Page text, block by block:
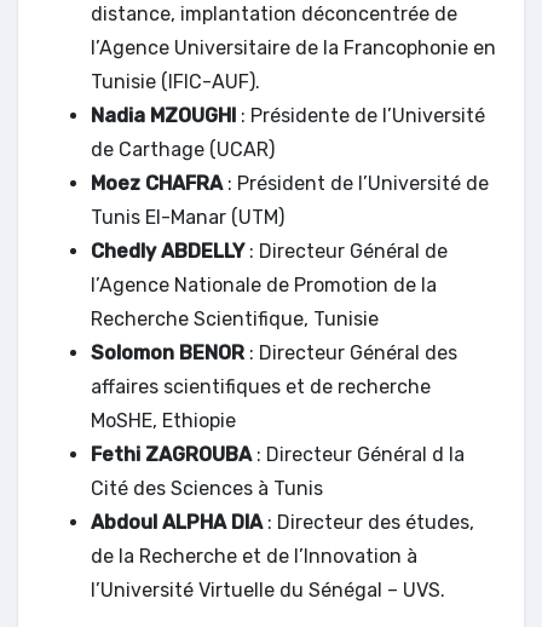
distance, implantation déconcentrée de
l’Agence Universitaire de la Francophonie en
Tunisie (IFIC-AUF).
Nadia MZOUGHI : Présidente de l’Université
de Carthage (UCAR)
Moez CHAFRA: Président de l’Université de
Tunis El-Manar (UTM)
Chedly ABDELLY: Directeur Général de
l’Agence Nationale de Promotion de la
Recherche Scientifique, Tunisie
Solomon BENOR : Directeur Général des
affaires scientifiques et de recherche
MoSHE, Ethiopie
Fethi ZAGROUBA: Directeur Général d la
Cité des Sciences à Tunis
Abdoul ALPHA DIA: Directeur des études,
de la Recherche et de l’Innovation à
l’Université Virtuelle du Sénégal – UVS.